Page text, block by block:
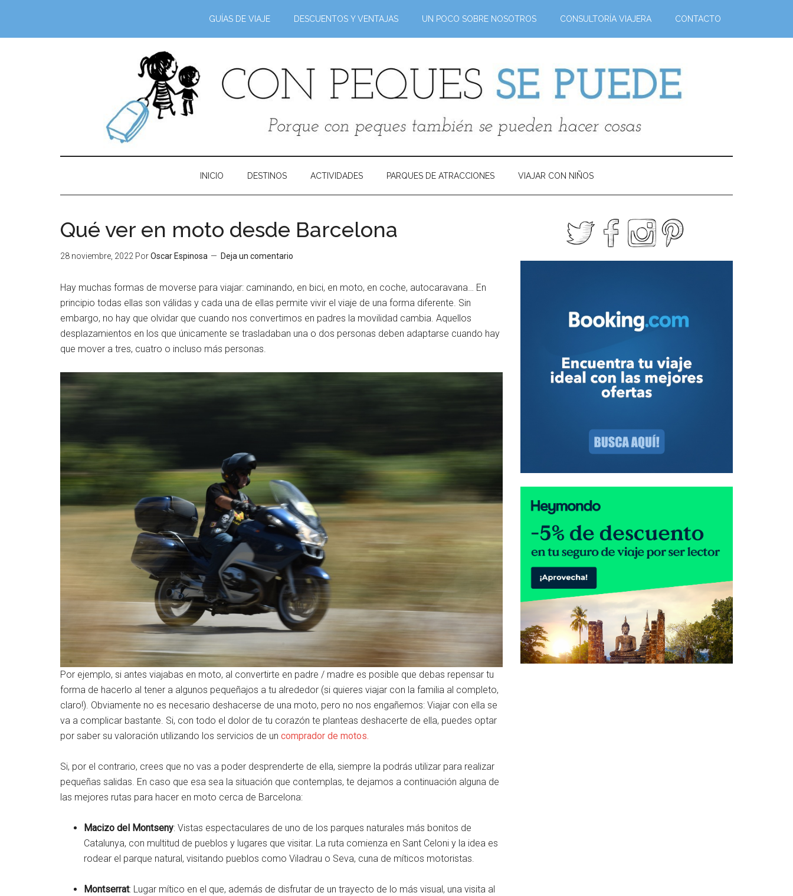
GUÍAS DE VIAJE DESCUENTOS Y VENTAJAS UN POCO SOBRE NOSOTROS CONSULTORÍA VIAJERA CONTACTO
INICIO DESTINOS ACTIVIDADES PARQUES DE ATRACCIONES VIAJAR CON NIÑOS
Qué ver en moto desde Barcelona
28 noviembre, 2022 PorOscar Espinosa Deja un comentario
Hay muchas formas de moverse para viajar: caminando, en bici, en moto, en coche, autocaravana… En
principio todas ellas son válidas y cada una de ellas permite vivir el viaje de una forma diferente. Sin
embargo, no hay que olvidar que cuando nos convertimos en padres la movilidad cambia. Aquellos
desplazamientos en los que únicamente se trasladaban una o dos personas deben adaptarse cuando hay
que mover a tres, cuatro o incluso más personas.
Por ejemplo, si antes viajabas en moto, al convertirte en padre / madre es posible que debas repensar tu
forma de hacerlo al tener a algunos pequeñajos a tu alrededor (si quieres viajar con la familia al completo,
claro!). Obviamente no es necesario deshacerse de una moto, pero no nos engañemos: Viajar con ella se
va a complicar bastante. Si, con todo el dolor de tu corazón te planteas deshacerte de ella, puedes optar
por saber su valoración utilizando los servicios de un comprador de motos.
Si, por el contrario, crees que no vas a poder desprenderte de ella, siempre la podrás utilizar para realizar
pequeñas salidas. En caso que esa sea la situación que contemplas, te dejamos a continuación alguna de
las mejores rutas para hacer en moto cerca de Barcelona:
Macizo del Montseny: Vistas espectaculares de uno de los parques naturales más bonitos de
Catalunya, con multitud de pueblos y lugares que visitar. La ruta comienza en Sant Celoni y la idea es
rodear el parque natural, visitando pueblos como Viladrau o Seva, cuna de míticos motoristas.
Montserrat: Lugar mítico en el que, además de disfrutar de un trayecto de lo más visual, una visita al